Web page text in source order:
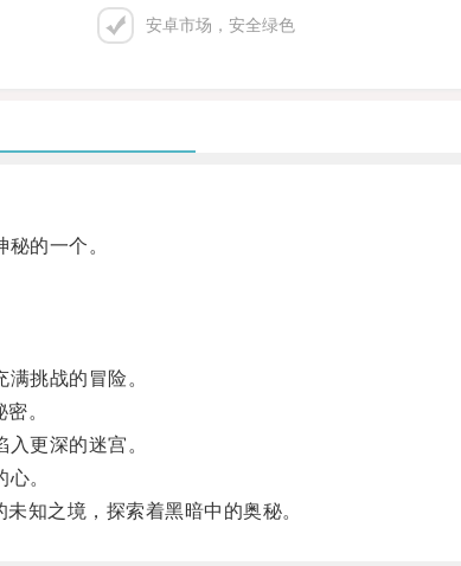
安卓市场，安全绿色
的一个。
挑战的冒险。
。
更深的迷宫。
。
知之境，探索着黑暗中的奥秘。